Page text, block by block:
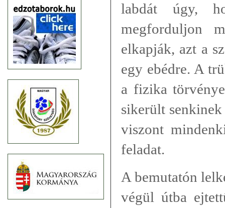
labdát úgy,
megforduljon
elkapják, azt a
egy ebédre. A
a fizika
sikerült
viszont
feladat.
A bemutatón
végül útba